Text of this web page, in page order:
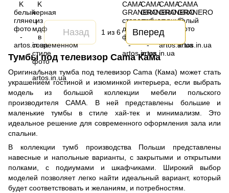
Назад 1 из 6 Вперед
Тумбы под телевизор Cama Кама
Оригинальная тумба под телевизор Cama (Кама) может стать
украшением гостиной и изюминкой интерьера, если выбрать
модель из большой коллекции мебели польского
производителя CAMA. В ней представлены большие и
маленькие тумбы в стиле хай-тек и минимализм. Это
идеальное решение для современного оформления зала или
спальни.
В коллекции тумб производства Польши представлены
навесные и напольные варианты, с закрытыми и открытыми
полками, с подиумами и шкафчиками. Широкий выбор
моделей позволяет легко найти идеальный вариант, который
будет соответствовать и желаниям, и потребностям.